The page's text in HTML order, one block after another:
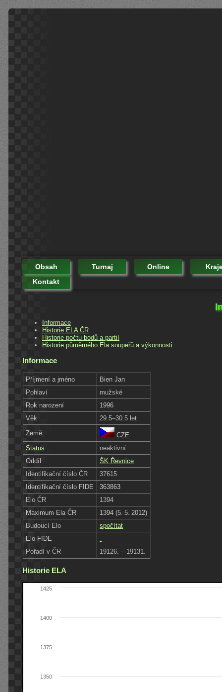
Obsah Turnaj Online
Kontakt
Informace
Historie ELA ČR
Historie počtu bodů a partií
Historie půměrného Ela soupeřů a výkonnosti
Informace
Příjmení a jméno
Bien Jan
Pohlaví
mužské
Rok narození
1996
Věk
29.5–30.5 let
Země
CZE
Status
neaktivní
Oddíl
ŠK Řevnice
Identifikační číslo ČR
37615
Identifikační číslo FIDE
363863
Elo ČR
1394
Maximum Ela ČR
1394 (5. 5. 2012)
Budoucí Elo
spočítat
Elo FIDE
Pořadí v ČR
19126. – 19131.
Historie ELA
1400
1350
1375
1425